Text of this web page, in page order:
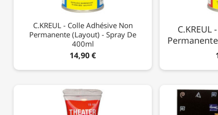
C.KREUL - Colle Adhésive Non
Permanente (Layout) - Spray De
400ml
14,90 €
C.KREUL